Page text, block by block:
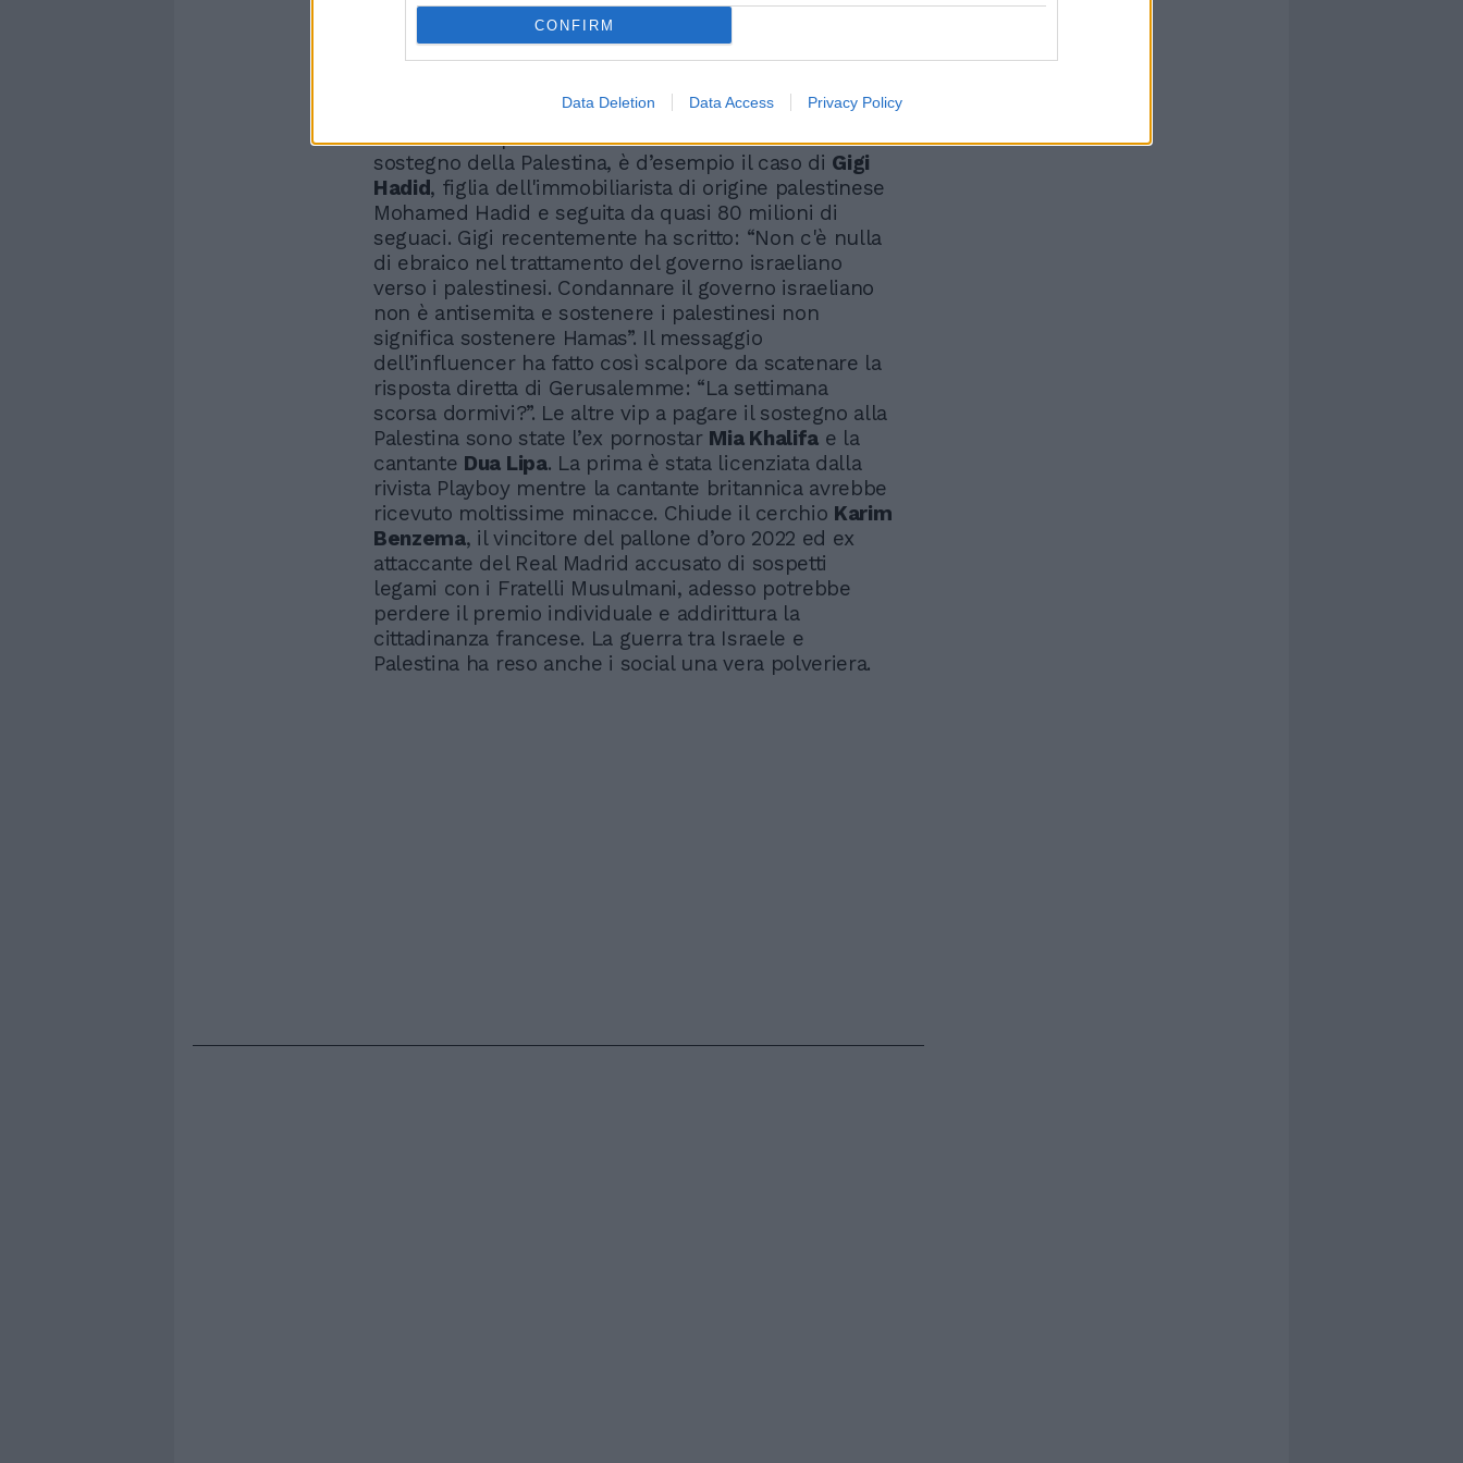
CONFIRM
Data Deletion Data Access Privacy Policy
Non viene risparmiato nemmeno chi si schiera a
sostegno della Palestina, è d’esempio il caso di Gigi
Hadid, figlia dell'immobiliarista di origine palestinese
Mohamed Hadid e seguita da quasi 80 milioni di
seguaci. Gigi recentemente ha scritto: “Non c'è nulla
di ebraico nel trattamento del governo israeliano
verso i palestinesi. Condannare il governo israeliano
non è antisemita e sostenere i palestinesi non
significa sostenere Hamas”. Il messaggio
dell’influencer ha fatto così scalpore da scatenare la
risposta diretta di Gerusalemme: “La settimana
scorsa dormivi?”. Le altre vip a pagare il sostegno alla
Palestina sono state l’ex pornostar Mia Khalifae la
cantante Dua Lipa. La prima è stata licenziata dalla
rivista Playboy mentre la cantante britannica avrebbe
ricevuto moltissime minacce. Chiude il cerchio Karim
Benzema, il vincitore del pallone d’oro 2022 ed ex
attaccante del Real Madrid accusato di sospetti
legami con i Fratelli Musulmani, adesso potrebbe
perdere il premio individuale e addirittura la
cittadinanza francese. La guerra tra Israele e
Palestina ha reso anche i social una vera polveriera.